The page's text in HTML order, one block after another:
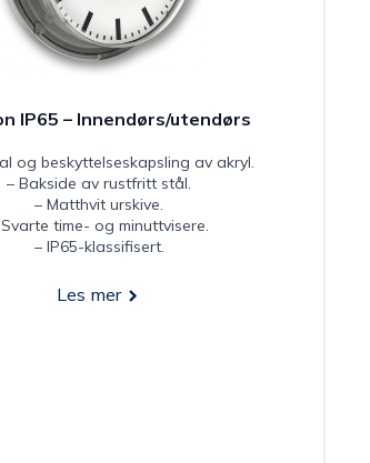
IP65 – Innendørs/utendørs
og beskyttelseskapsling av akryl.
– Bakside av rustfritt stål.
– Matthvit urskive.
time- og minuttvisere.
– IP65-klassifisert.
Les mer